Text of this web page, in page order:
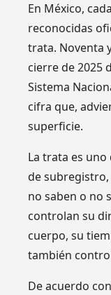
En México,
reconocidas
trata. Noventa
cierre de 2025
Sistema
cifra que,
superficie.
La trata es
de
no saben o no
controlan su
cuerpo, su
también
De acuerdo